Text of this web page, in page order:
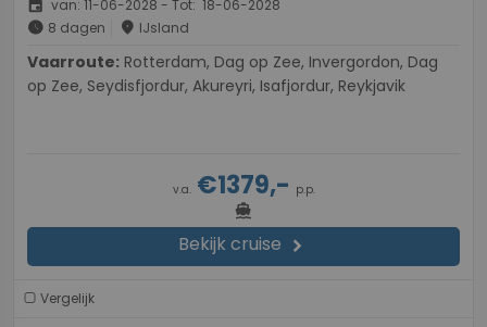
event van: 11-06-2028 - Tot: 18-06-2028
schedule 8 dagen place IJsland
Vaarroute:
op Zee, Seydisfjordur, Akureyri, Isafjordur, Reykjavik
v.a.€1379,- p.p.
directions_boat
Bekijk cruise chevron_right
Vergelijk